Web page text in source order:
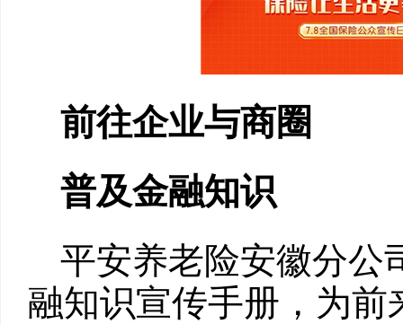
前往企业与商圈
普及金融知识
平安养老险安徽分公
融知识宣传手册，为